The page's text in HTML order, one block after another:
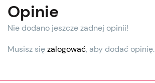
Opinie
Nie dodano jeszcze żadnej opinii!
Musisz sięzalogować, aby dodać opinię.